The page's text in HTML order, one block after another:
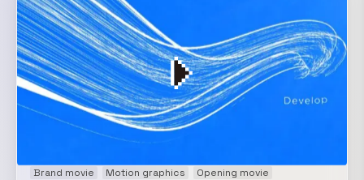
た連携から新たな価値が生まれる瞬間」を映像化しました。
Brand movie Motion graphics Opening movie